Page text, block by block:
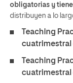
obligatorias y
distribuyen a lo
Teaching
cuatrimestral
Teaching
cuatrimestral